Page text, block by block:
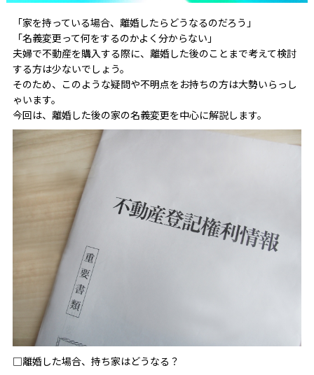
「家を持っている場合、離婚したらどうなるのだろう」
「名義変更って何をするのかよく分からない」
夫婦で不動産を購入する際に、離婚した後のことまで考えて検討
する方は少ないでしょう。
そのため、このような疑問や不明点をお持ちの方は大勢いらっし
ゃいます。
今回は、離婚した後の家の名義変更を中心に解説します。
□離婚した場合、持ち家はどうなる？